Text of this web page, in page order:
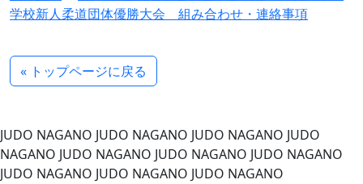
学校新人柔道団体優勝大会 組み合わせ・連絡事項
« トップページに戻る
JUDO NAGANO JUDO NAGANO JUDO NAGANO JUDO
NAGANO JUDO NAGANO JUDO NAGANO JUDO NAGANO
JUDO NAGANO JUDO NAGANO JUDO NAGANO